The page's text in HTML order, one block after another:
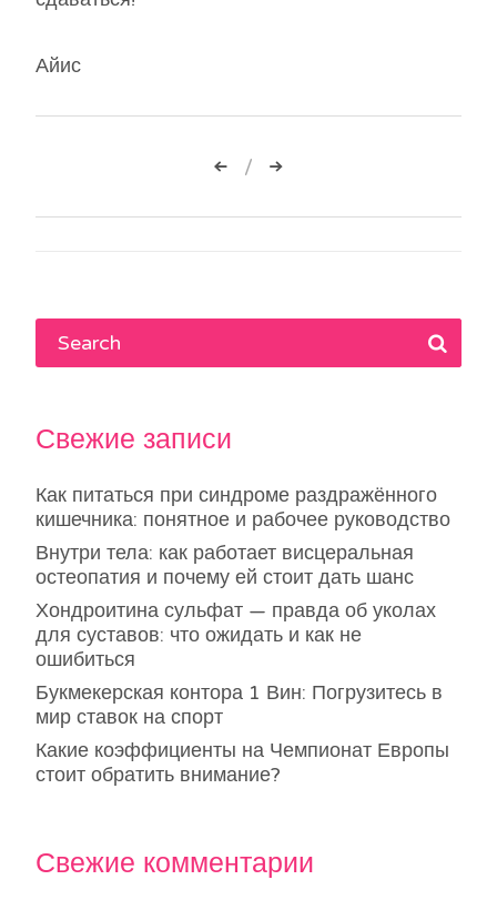
Айис
Навигация
по
Свежие записи
Как питаться при синдроме раздражённого
кишечника: понятное и рабочее руководство
Внутри тела: как работает висцеральная
остеопатия и почему ей стоит дать шанс
Хондроитина сульфат — правда об уколах
для суставов: что ожидать и как не
ошибиться
Букмекерская контора 1 Вин: Погрузитесь в
мир ставок на спорт
Какие коэффициенты на Чемпионат Европы
стоит обратить внимание?
Свежие комментарии